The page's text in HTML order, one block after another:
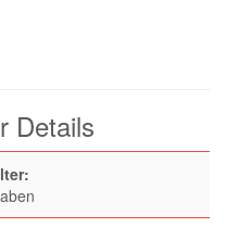
Details